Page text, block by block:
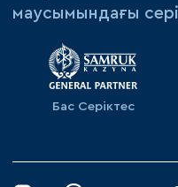
маусымындағы
Бас Серіктес